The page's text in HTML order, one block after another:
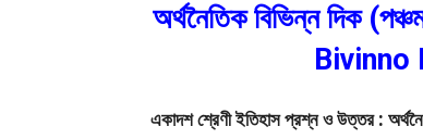
অর্থনৈতিক বিভিন্ন দিক
Bivinno
একাদশ শ্রেণী ইতিহাস প্রশ্ন ও উত্তর :